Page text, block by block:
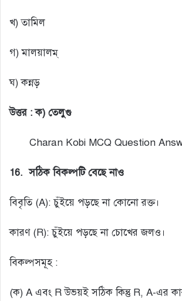
খ) তামিল
গ) মালয়ালম্
ঘ) কন্নড়
উত্তর : ক) তেলুগু
Charan Kobi MCQ Question
16. সঠিক বিকল্পটি বেছে নাও
বিবৃতি (A): চুঁইয়ে পড়ছে না কোনো রক্ত।
কারণ (R): চুঁইয়ে পড়ছে না চোখের জলও।
বিকল্পসমূহ :
(ক) A এবং R উভয়ই সঠিক কিন্তু R, A-এর